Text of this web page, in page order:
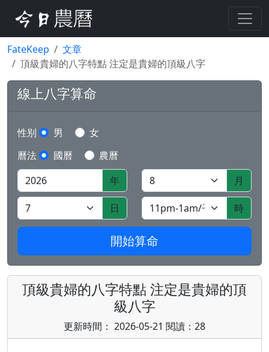
FateKeep
文章
頂級貴婦的八字特點 注定是貴婦的頂級八字
線上八字算命
性别 男
女
曆法
國曆
農曆
年
月
日 時
開始算命
頂級貴婦的八字特點 注定是貴婦的頂
級八字
更新時間： 2026-05-21 閱讀：28